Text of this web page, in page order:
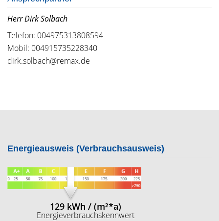
Herr Dirk Solbach
Telefon: 004975313808594
Mobil: 004915735228340
dirk.solbach@remax.de
Energieausweis (Verbrauchsausweis)
129 kWh / (m²*a)
Energieverbrauchskennwert